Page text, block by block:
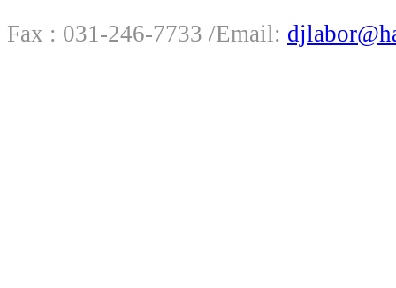
Fax : 031-246-7733 /Email: